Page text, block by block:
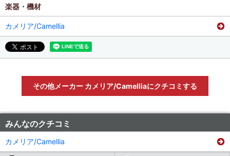
楽器・機材
カメリア/Camellia
その他メーカー カメリア/Camelliaにクチコミする
みんなのクチコミ
カメリア/Camellia